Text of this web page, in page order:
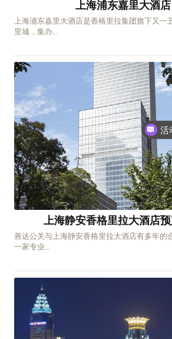
上海浦东嘉里大酒店
上海浦东嘉里大酒店是香格里拉集团旗下又一
里城，集办...
上海静安香格里拉大酒店
善达公关与上海静安香格里拉大酒店有多年的
一家专业...